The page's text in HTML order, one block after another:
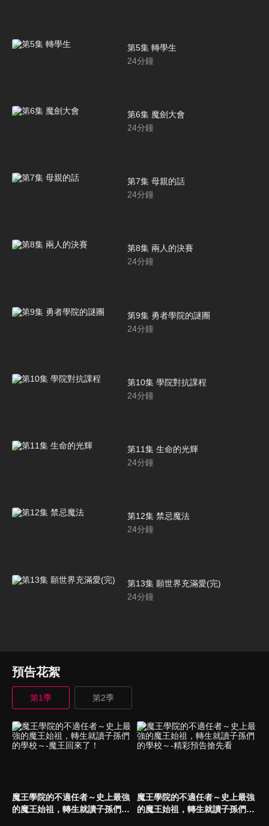
第5集 轉學生
24分鐘
第6集 魔劍大會
24分鐘
第7集 母親的話
24分鐘
第8集 兩人的決賽
24分鐘
第9集 勇者學院的謎團
24分鐘
第10集 學院對抗課程
24分鐘
第11集 生命的光輝
24分鐘
第12集 禁忌魔法
24分鐘
第13集 願世界充滿愛(完)
24分鐘
預告花絮
第1季 第2季
魔王學院的不適任者～史上最強
的魔王始祖，轉生就讀子孫們的
魔王學院的不適任者～史上最強
的魔王始祖，轉生就讀子孫們的